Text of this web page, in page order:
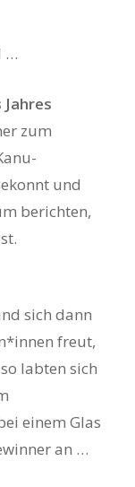
…
zum
und
berichten,
sich dann
freut,
labten sich
einem Glas
an …